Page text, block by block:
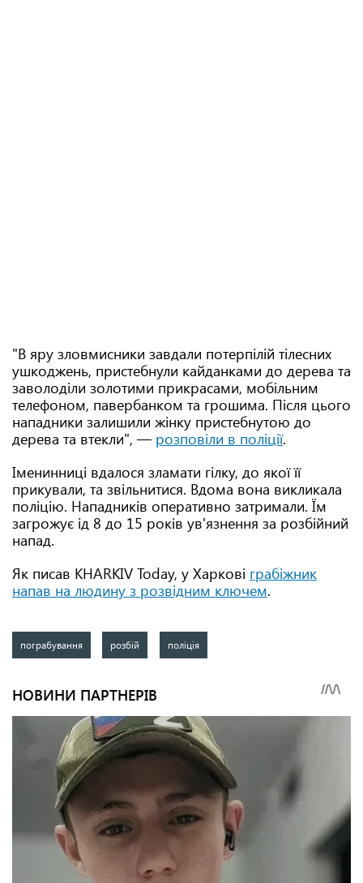
"В яру зловмисники завдали потерпілій тілесних
ушкоджень, пристебнули кайданками до дерева та
заволоділи золотими прикрасами, мобільним
телефоном, павербанком та грошима. Після цього
нападники залишили жінку пристебнутою до
дерева та втекли", — розповіли в поліції.
Іменинниці вдалося зламати гілку, до якої її
прикували, та звільнитися. Вдома вона викликала
поліцію. Нападників оперативно затримали. Їм
загрожує ід 8 до 15 років ув'язнення за розбійний
напад.
Як писав KHARKIV Today, у Харкові грабіжник
напав на людину з розвідним ключем.
пограбування розбій поліція